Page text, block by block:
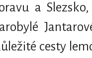
a
cesty